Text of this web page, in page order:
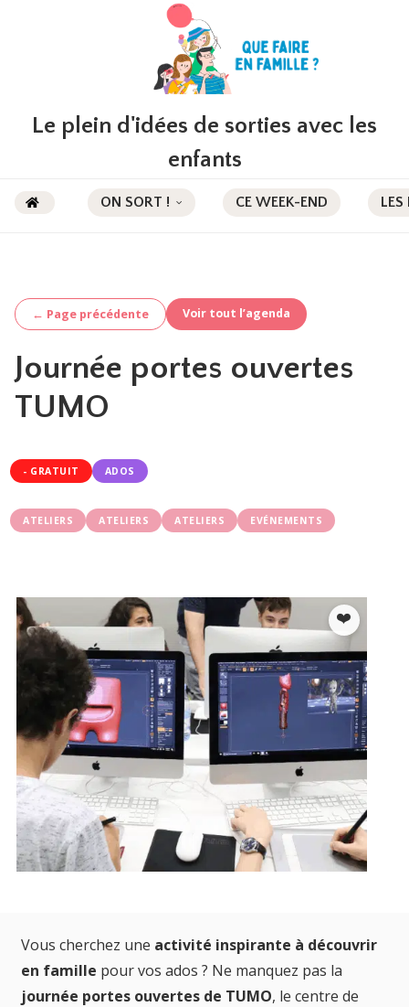
Le plein d'idées de sorties avec les
enfants
ON SORT ! CE WEEK-END LES
← Page précédente Voir tout l’agenda
Journée portes ouvertes
TUMO
- GRATUIT ADOS
ATELIERS ATELIERS ATELIERS EVÉNEMENTS
Vous cherchez une activité inspirante à découvrir
en famille pour vos ados ? Ne manquez pas la
journée portes ouvertes de TUMO, le centre de